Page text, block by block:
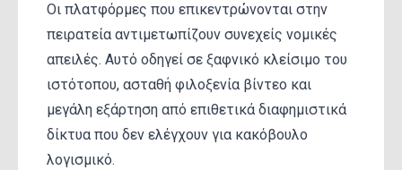
Οι πλατφόρμες που επικεντρώνονται στην
πειρατεία αντιμετωπίζουν συνεχείς νομικές
απειλές. Αυτό οδηγεί σε ξαφνικό κλείσιμο του
ιστότοπου, ασταθή φιλοξενία βίντεο και
μεγάλη εξάρτηση από επιθετικά διαφημιστικά
δίκτυα που δεν ελέγχουν για κακόβουλο
λογισμικό.